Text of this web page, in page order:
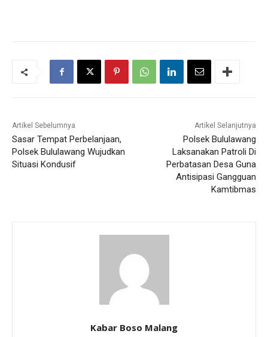
Artikel Sebelumnya
Sasar Tempat Perbelanjaan,
Polsek Bululawang Wujudkan
Situasi Kondusif
Artikel Selanjutnya
Polsek Bululawang
Laksanakan Patroli Di
Perbatasan Desa Guna
Antisipasi Gangguan
Kamtibmas
Kabar Boso Malang